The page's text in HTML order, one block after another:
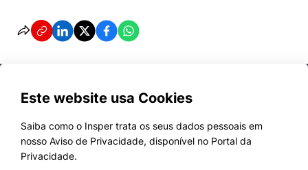
Este website usa Cookies
Saiba como o Insper trata os seus dados pessoais em
nosso Aviso de Privacidade, disponível no Portal da
Privacidade.
Cursos